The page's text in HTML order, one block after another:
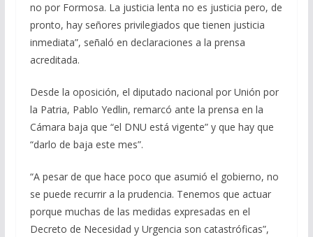
no por Formosa. La justicia lenta no es justicia pero, de
pronto, hay señores privilegiados que tienen justicia
inmediata”, señaló en declaraciones a la prensa
acreditada.
Desde la oposición, el diputado nacional por Unión por
la Patria, Pablo Yedlin, remarcó ante la prensa en la
Cámara baja que “el DNU está vigente” y que hay que
“darlo de baja este mes”.
“A pesar de que hace poco que asumió el gobierno, no
se puede recurrir a la prudencia. Tenemos que actuar
porque muchas de las medidas expresadas en el
Decreto de Necesidad y Urgencia son catastróficas”,